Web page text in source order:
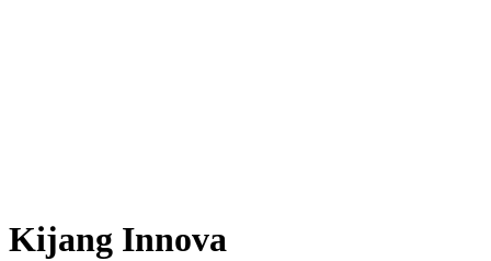
Kijang Innova